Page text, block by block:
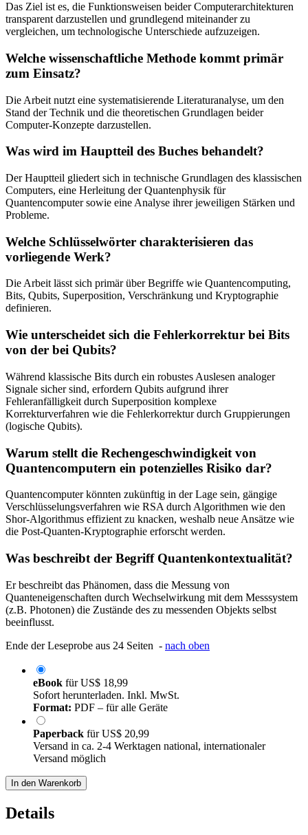
Das Ziel ist es, die Funktionsweisen beider Computerarchitekturen
transparent darzustellen und grundlegend miteinander zu
vergleichen, um technologische Unterschiede aufzuzeigen.
Welche wissenschaftliche Methode kommt primär
zum Einsatz?
Die Arbeit nutzt eine systematisierende Literaturanalyse, um den
Stand der Technik und die theoretischen Grundlagen beider
Computer-Konzepte darzustellen.
Was wird im Hauptteil des Buches behandelt?
Der Hauptteil gliedert sich in technische Grundlagen des klassischen
Computers, eine Herleitung der Quantenphysik für
Quantencomputer sowie eine Analyse ihrer jeweiligen Stärken und
Probleme.
Welche Schlüsselwörter charakterisieren das
vorliegende Werk?
Die Arbeit lässt sich primär über Begriffe wie Quantencomputing,
Bits, Qubits, Superposition, Verschränkung und Kryptographie
definieren.
Wie unterscheidet sich die Fehlerkorrektur bei Bits
von der bei Qubits?
Während klassische Bits durch ein robustes Auslesen analoger
Signale sicher sind, erfordern Qubits aufgrund ihrer
Fehleranfälligkeit durch Superposition komplexe
Korrekturverfahren wie die Fehlerkorrektur durch Gruppierungen
(logische Qubits).
Warum stellt die Rechengeschwindigkeit von
Quantencomputern ein potenzielles Risiko dar?
Quantencomputer könnten zukünftig in der Lage sein, gängige
Verschlüsselungsverfahren wie RSA durch Algorithmen wie den
Shor-Algorithmus effizient zu knacken, weshalb neue Ansätze wie
die Post-Quanten-Kryptographie erforscht werden.
Was beschreibt der Begriff Quantenkontextualität?
Er beschreibt das Phänomen, dass die Messung von
Quanteneigenschaften durch Wechselwirkung mit dem Messsystem
(z.B. Photonen) die Zustände des zu messenden Objekts selbst
beeinflusst.
Ende der Leseprobe aus 24 Seiten - nach oben
eBook fürUS$ 18,99
Sofort herunterladen. Inkl. MwSt.
Format: PDF – für alle Geräte
Paperback fürUS$ 20,99
Versand in ca. 2-4 Werktagen national, internationaler
Versand möglich
In den Warenkorb
Details